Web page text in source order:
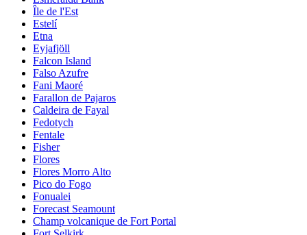
Île de l'Est
Estelí
Etna
Eyjafjöll
Falcon Island
Falso Azufre
Fani Maoré
Farallon de Pajaros
Caldeira de Fayal
Fedotych
Fentale
Fisher
Flores
Flores Morro Alto
Pico do Fogo
Fonualei
Forecast Seamount
Champ volcanique de Fort Portal